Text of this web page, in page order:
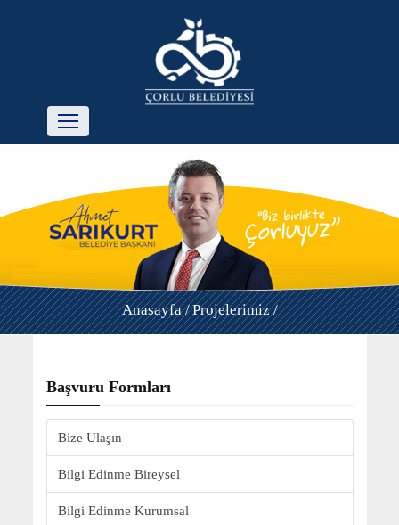
Anasayfa /Projelerimiz /
Başvuru Formları
Bize Ulaşın
Bilgi Edinme Bireysel
Bilgi Edinme Kurumsal